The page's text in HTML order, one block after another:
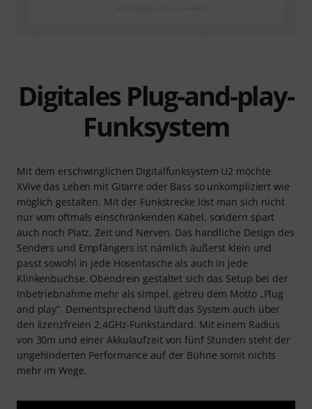
Digitales Plug-and-play-
Funksystem
Mit dem erschwinglichen Digitalfunksystem U2 möchte
XVive das Leben mit Gitarre oder Bass so unkompliziert wie
möglich gestalten. Mit der Funkstrecke löst man sich nicht
nur vom oftmals einschränkenden Kabel, sondern spart
auch noch Platz, Zeit und Nerven. Das handliche Design des
Senders und Empfängers ist nämlich äußerst klein und
passt sowohl in jede Hosentasche als auch in jede
Klinkenbuchse. Obendrein gestaltet sich das Setup bei der
Inbetriebnahme mehr als simpel, getreu dem Motto „Plug
and play“. Dementsprechend läuft das System auch über
den lizenzfreien 2,4GHz-Funkstandard. Mit einem Radius
von 30m und einer Akkulaufzeit von fünf Stunden steht der
ungehinderten Performance auf der Bühne somit nichts
mehr im Wege.